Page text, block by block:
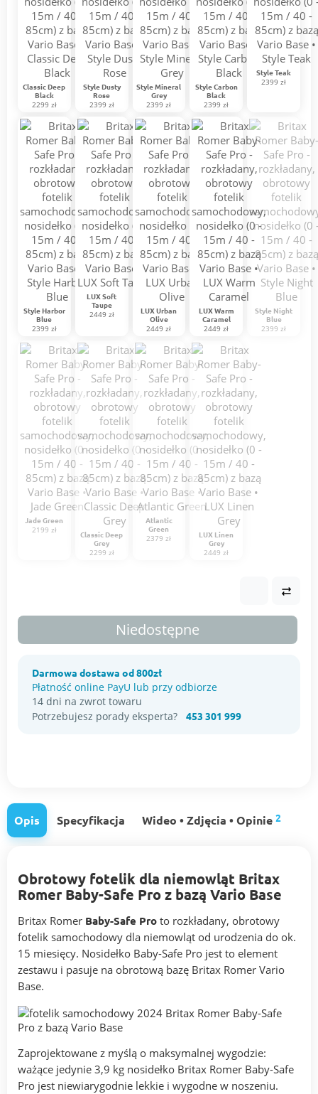
Style Night
Blue
2399 zł
Jade Green
2199 zł
Classic Deep
Black
2299 zł
Classic Deep
Grey
2299 zł
Atlantic
Green
2379 zł
Style Dusty
Rose
2399 zł
Style Mineral
Grey
2399 zł
Style Carbon
Black
2399 zł
Style Teak
2399 zł
Style Harbor
Blue
2399 zł
LUX Soft
Taupe
2449 zł
LUX Urban
Olive
2449 zł
LUX Linen
Grey
2449 zł
LUX Warm
Caramel
2449 zł
Niedostępne
Darmowa dostawa od 800zł
Płatność online PayU lub przy odbiorze
14 dni na zwrot towaru
Potrzebujesz porady eksperta? 453 301 999
Opis Specyfikacja Wideo • Zdjęcia • Opinie 2
Obrotowy fotelik dla niemowląt Britax
Romer Baby-Safe Pro z bazą Vario Base
Britax Romer Baby-Safe Pro to rozkładany, obrotowy
fotelik samochodowy dla niemowląt od urodzenia do ok.
15 miesięcy. Nosidełko Baby-Safe Pro jest to element
zestawu i pasuje na obrotową bazę Britax Romer Vario
Base.
Zaprojektowane z myślą o maksymalnej wygodzie:
ważące jedynie 3,9 kg nosidełko Britax Romer Baby-Safe
Pro jest niewiarygodnie lekkie i wygodne w noszeniu.